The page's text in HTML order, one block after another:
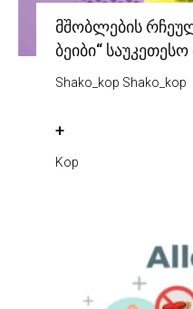
მშობლების
ბეიბი“
Shako_kop Shako_kop
+
Kop